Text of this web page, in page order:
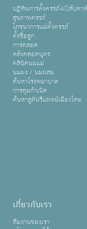
ปฏิทินการตั้งครรภ์40สัปดาห์
สุขภาพครรภ์
โภชนาการแม่ตั้งครรภ์
ตั้งชื่อลูก
การคลอด
หลังคลอดบุตร
คลินิคนมแม่
นมผง / นมผสม
ค้นหาโรงพยาบาล
การคุมกำเนิด
ค้นหาสูตินรีแพทย์เมืองไทย
เกี่ยวกับเรา
ทีมงานของเรา